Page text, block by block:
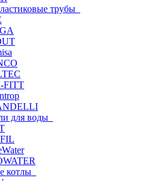
трубы
FITT
для воды
котлы